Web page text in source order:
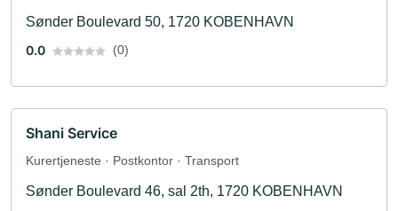
Sønder Boulevard 50, 1720 KOBENHAVN
0.0
(0)
Shani Service
Kurertjeneste · Postkontor · Transport
Sønder Boulevard 46, sal 2th, 1720 KOBENHAVN